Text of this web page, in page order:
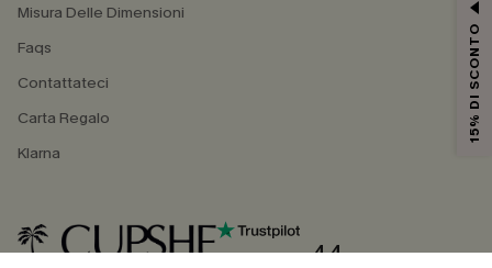
Misura Delle Dimensioni
Faqs
Contattateci
Carta Regalo
Klarna
4.4
15% DI SCONTO